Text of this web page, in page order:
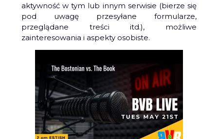
aktywność w tym lub innym serwisie (bierze się
pod uwagę przesyłane formularze,
przeglądane treści itd.), możliwe
zainteresowania i aspekty osobiste.